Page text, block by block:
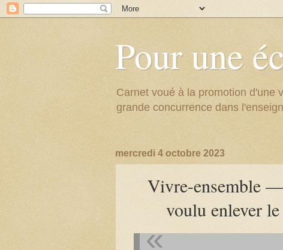
Pour une
Carnet voué à la promotion d'une
grande concurrence dans
mercredi 4 octobre 2023
Vivre-ensemble —
voulu enlever